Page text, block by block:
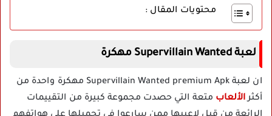
محتويات المقال :
لعبة Supervillain Wanted مهكرة
ان لعبة Supervillain Wanted premium Apk مهكرة واحدة من
أكثرالألعاب متعة التي حصدت مجموعة كبيرة من التقييمات